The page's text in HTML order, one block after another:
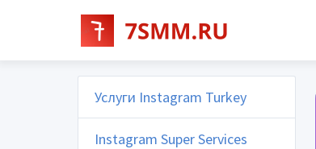
Услуги Instagram Turkey
Instagram Super Services